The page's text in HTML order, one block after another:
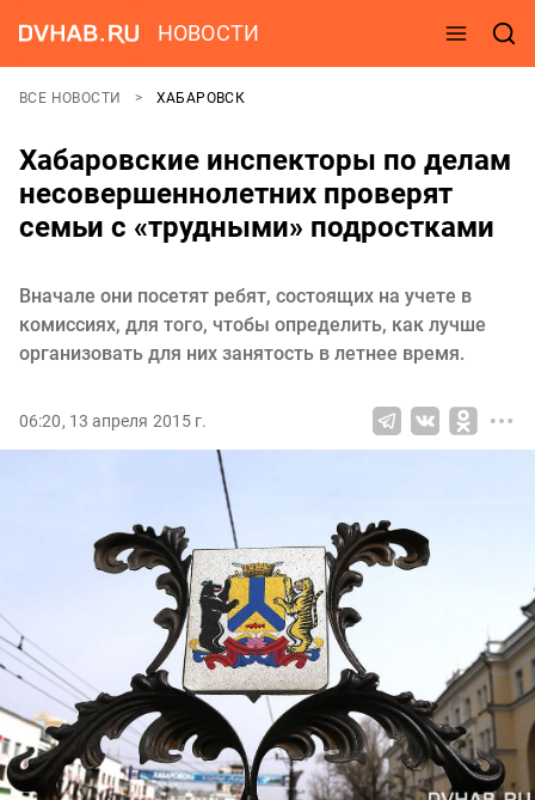
НОВОСТИ
ВСЕ НОВОСТИ ХАБАРОВСК
Хабаровские инспекторы по делам
несовершеннолетних проверят
семьи с «трудными» подростками
Вначале они посетят ребят, состоящих на учете в
комиссиях, для того, чтобы определить, как лучше
организовать для них занятость в летнее время.
06:20, 13 апреля 2015 г.